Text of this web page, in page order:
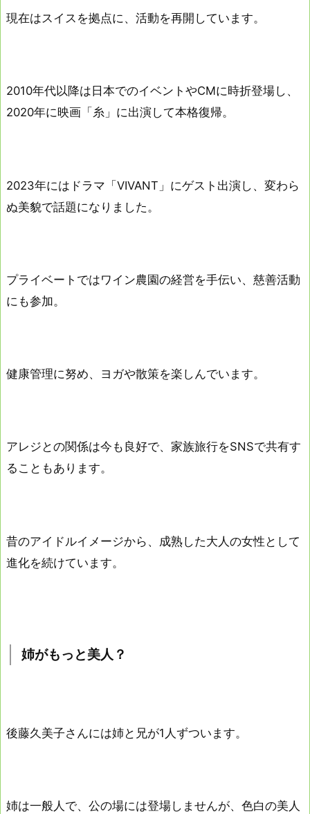
現在はスイスを拠点に、活動を再開しています。
2010年代以降は日本でのイベントやCMに時折登場し、
2020年に映画「糸」に出演して本格復帰。
2023年にはドラマ「VIVANT」にゲスト出演し、変わら
ぬ美貌で話題になりました。
プライベートではワイン農園の経営を手伝い、慈善活動
にも参加。
健康管理に努め、ヨガや散策を楽しんでいます。
アレジとの関係は今も良好で、家族旅行をSNSで共有す
ることもあります。
昔のアイドルイメージから、成熟した大人の女性として
進化を続けています。
姉がもっと美人？
後藤久美子さんには姉と兄が1人ずついます。
姉は一般人で、公の場には登場しませんが、色白の美人